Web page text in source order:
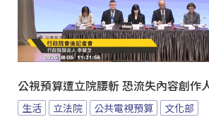
公視預算遭立院腰斬 恐流失內容創作
生活 立法院 公共電視預算 文化部